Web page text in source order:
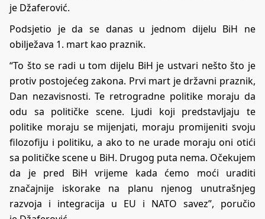
je Džaferović.
Podsjetio je da se danas u jednom dijelu BiH ne
obilježava 1. mart kao praznik.
“To što se radi u tom dijelu BiH je ustvari nešto što je
protiv postojećeg zakona. Prvi mart je državni praznik,
Dan nezavisnosti. Te retrogradne politike moraju da
odu sa političke scene. Ljudi koji predstavljaju te
politike moraju se mijenjati, moraju promijeniti svoju
filozofiju i politiku, a ako to ne urade moraju oni otići
sa političke scene u BiH. Drugog puta nema. Očekujem
da je pred BiH vrijeme kada ćemo moći uraditi
značajnije iskorake na planu njenog unutrašnjeg
razvoja i integracija u EU i NATO savez”, poručio